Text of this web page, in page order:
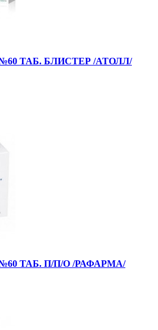
ТАБ. БЛИСТЕР /АТОЛЛ/
ТАБ. П/П/О /РАФАРМА/